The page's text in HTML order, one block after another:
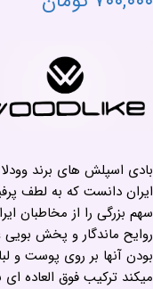
بادی اسپلش های برند
ایران دانست که به لطف
سهم بزرگی را از مخاطبان
روایح ماندگار و پخش
بودن آنها بر روی پوست
میکند ترکیب فوق العاده ای